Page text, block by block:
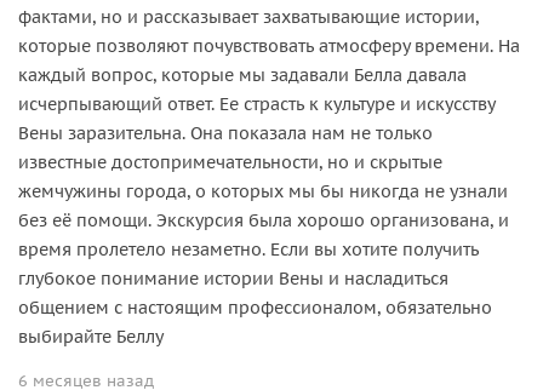
фактами, но и рассказывает захватывающие истории,
которые позволяют почувствовать атмосферу времени. На
каждый вопрос, которые мы задавали Белла давала
исчерпывающий ответ. Ее страсть к культуре и искусству
Вены заразительна. Она показала нам не только
известные достопримечательности, но и скрытые
жемчужины города, о которых мы бы никогда не узнали
без её помощи. Экскурсия была хорошо организована, и
время пролетело незаметно. Если вы хотите получить
глубокое понимание истории Вены и насладиться
общением с настоящим профессионалом, обязательно
выбирайте Беллу
6 месяцев назад